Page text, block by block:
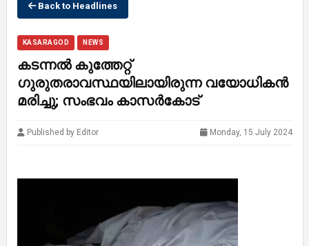
Back to Headlines
KASARAGOD NEWS
കടന്നൽ കുത്തേറ്റ്
ഗുരുതരാവസ്ഥയിലായിരുന്ന വയോധികൻ
മരിച്ചു; സംഭവം കാസര്‍കോട്
Published by Editor Monday, 15 July 2024